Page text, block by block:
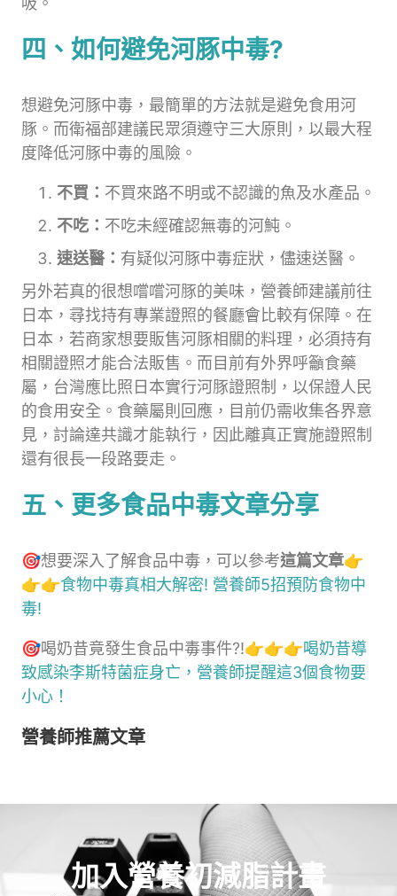
四、如何避免河豚中毒?
想避免河豚中毒，最簡單的方法就是避免食用河
豚。而衛福部建議民眾須遵守三大原則，以最大程
度降低河豚中毒的風險。
不買： 不買來路不明或不認識的魚及水產品。
不吃： 不吃未經確認無毒的河魨。
速送醫： 有疑似河豚中毒症狀，儘速送醫。
另外若真的很想嚐嚐河豚的美味，營養師建議前往
日本，尋找持有專業證照的餐廳會比較有保障。在
日本，若商家想要販售河豚相關的料理，必須持有
相關證照才能合法販售。而目前有外界呼籲食藥
屬，台灣應比照日本實行河豚證照制，以保證人民
的食用安全。食藥屬則回應，目前仍需收集各界意
見，討論達共識才能執行，因此離真正實施證照制
還有很長一段路要走。
五、更多食品中毒文章分享
🎯想要深入了解食品中毒，可以參考這篇文章👉
👉👉食物中毒真相大解密! 營養師5招預防食物中
毒!
🎯喝奶昔竟發生食品中毒事件?!👉👉👉喝奶昔導
致感染李斯特菌症身亡，營養師提醒這3個食物要
小心！
營養師推薦文章
加入營養初減脂計畫